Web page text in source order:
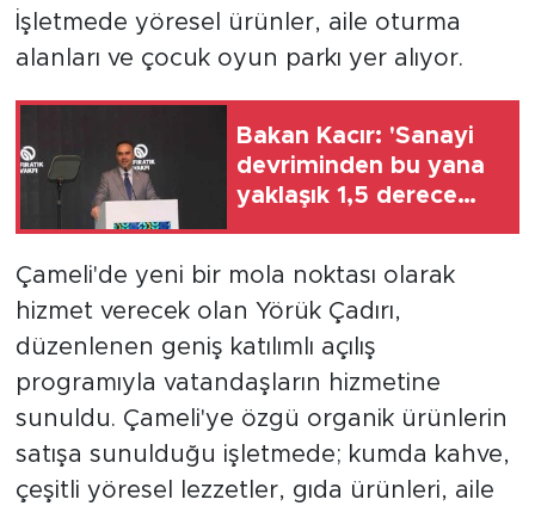
İşletmede yöresel ürünler, aile oturma
alanları ve çocuk oyun parkı yer alıyor.
Bakan Kacır: 'Sanayi
devriminden bu yana
yaklaşık 1,5 derece
Çameli'de yeni bir mola noktası olarak
hizmet verecek olan Yörük Çadırı,
düzenlenen geniş katılımlı açılış
programıyla vatandaşların hizmetine
sunuldu. Çameli'ye özgü organik ürünlerin
satışa sunulduğu işletmede; kumda kahve,
çeşitli yöresel lezzetler, gıda ürünleri, aile